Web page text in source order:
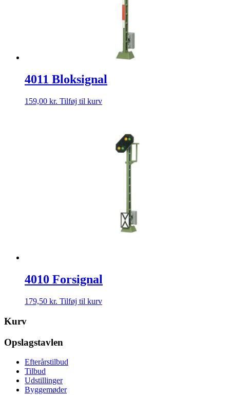
4011 Bloksignal
159,00 kr. Tilføj til kurv
4010 Forsignal
179,50 kr. Tilføj til kurv
Kurv
Opslagstavlen
Efterårstilbud
Tilbud
Udstillinger
Byggemøder